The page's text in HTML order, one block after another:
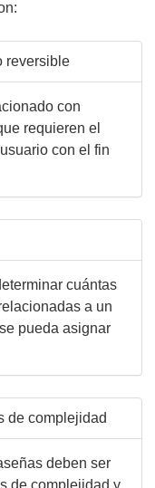
reversible
con
requieren el
con el fin
cuántas
a un
pueda asignar
de complejidad
deben ser
de complejidad y